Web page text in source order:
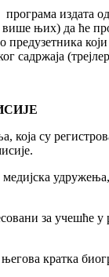
издата од
више њих) да ће
предузетника
садржаја
која су
за учешће
кратка